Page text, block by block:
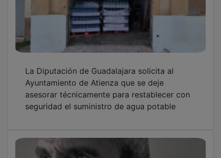
Ayuntamiento de Atienza que se deje
asesorar técnicamente para restablecer con
seguridad el suministro de agua potable